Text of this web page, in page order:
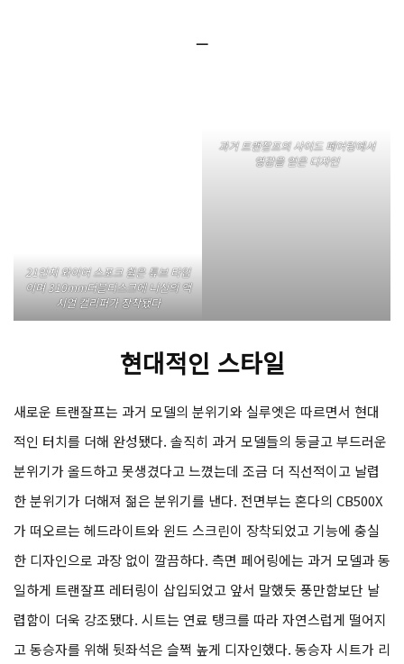
ㅡ
21인치 와이어 스포크 휠은 튜브 타입
이며 310mm더블디스크에 니신의 액
시얼 캘리퍼가 장착됐다
과거 트랜잘프의 사이드 페어링에서
영감을 얻은 디자인
현대적인 스타일
새로운 트랜잘프는 과거 모델의 분위기와 실루엣은 따르면서 현대
적인 터치를 더해 완성됐다. 솔직히 과거 모델들의 둥글고 부드러운
분위기가 올드하고 못생겼다고 느꼈는데 조금 더 직선적이고 날렵
한 분위기가 더해져 젊은 분위기를 낸다. 전면부는 혼다의 CB500X
가 떠오르는 헤드라이트와 윈드 스크린이 장착되었고 기능에 충실
한 디자인으로 과장 없이 깔끔하다. 측면 페어링에는 과거 모델과 동
일하게 트랜잘프 레터링이 삽입되었고 앞서 말했듯 풍만함보단 날
렵함이 더욱 강조됐다. 시트는 연료 탱크를 따라 자연스럽게 떨어지
고 동승자를 위해 뒷좌석은 슬쩍 높게 디자인했다. 동승자 시트가 리